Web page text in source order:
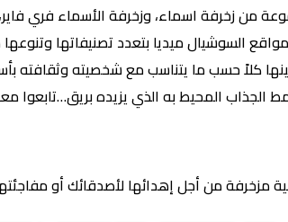
السوشيال ميديا بتعدد تصنيفاتها
كلاً حسب ما يتناسب مع شخصيته وثقافته
المحيط به الذي يزيده بريق…تابعوا
من أجل إهدائها لأصدقائك أو